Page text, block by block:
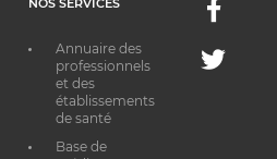
NOS SERVICES
Annuaire des
professionnels
et des
établissements
de santé
Base de
Facebook
Twitter